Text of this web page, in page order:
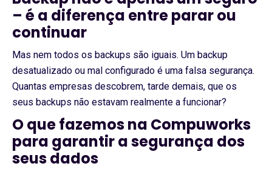
– é a diferença entre parar ou
continuar
Mas nem todos os backups são iguais. Um backup
desatualizado ou mal configurado é uma falsa segurança.
Quantas empresas descobrem, tarde demais, que os
seus backups não estavam realmente a funcionar?
O que fazemos na Compuworks
para garantir a segurança dos
seus dados